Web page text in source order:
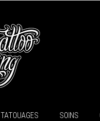
TATOUAGES SOINS